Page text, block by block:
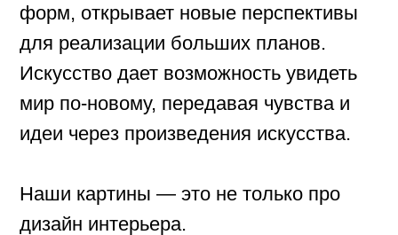
Глубина, см 35
Материал:
корпус - МДФ, шпон дуба, 19мм
полки - МДФ, шпон дуба, 19мм
ножки - массив дуба
фурнитура - Push to open, с
Высота, см 207